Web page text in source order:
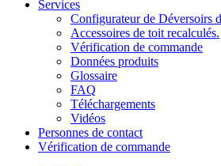
Services
Configurateur de Déversoirs
Accessoires de toit recalculés.
Vérification de commande
Données produits
Glossaire
FAQ
Téléchargements
Vidéos
Personnes de contact
Vérification de commande